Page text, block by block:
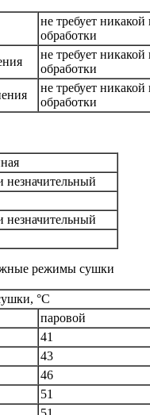
не требует
обработки
не требует
обработки
не требует
обработки
незначительный
незначительный
режимы сушки
°C
паровой
41
43
46
51